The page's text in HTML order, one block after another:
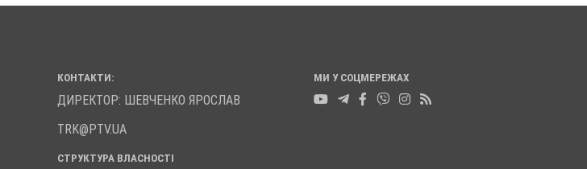
КОНТАКТИ:
ДИРЕКТОР: ШЕВЧЕНКО ЯРОСЛАВ
TRK@PTV.UA
СТРУКТУРА ВЛАСНОСТІ
МИ У СОЦМЕРЕЖАХ